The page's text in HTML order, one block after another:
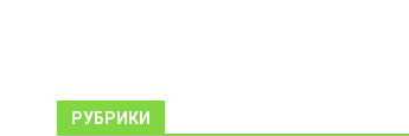
РУБРИКИ